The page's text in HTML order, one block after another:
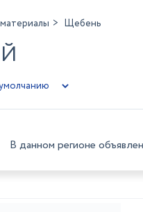
Щебень
В данном регионе